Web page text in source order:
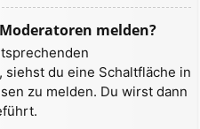
melden?
du eine Schaltfläche in
zu melden. Du wirst dann